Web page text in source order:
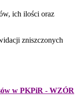
ich ilości oraz
zniszczonych
w PKPiR - WZÓR